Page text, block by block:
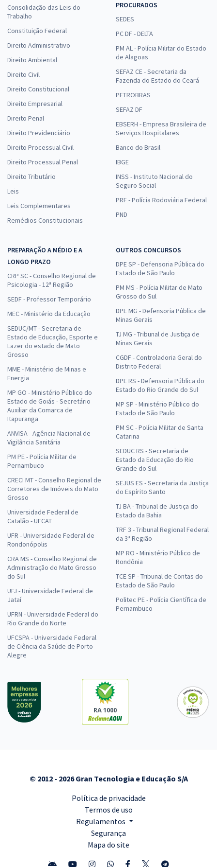
Consolidação das Leis do
Trabalho
Constituição Federal
Direito Administrativo
Direito Ambiental
Direito Civil
Direito Constitucional
Direito Empresarial
Direito Penal
Direito Previdenciário
Direito Processual Civil
Direito Processual Penal
Direito Tributário
Leis
Leis Complementares
Remédios Constitucionais
PROCURADOS
SEDES
PC DF - DELTA
PM AL - Polícia Militar do Estado
de Alagoas
SEFAZ CE - Secretaria da
Fazenda do Estado do Ceará
PETROBRAS
SEFAZ DF
EBSERH - Empresa Brasileira de
Serviços Hospitalares
Banco do Brasil
IBGE
INSS - Instituto Nacional do
Seguro Social
PRF - Polícia Rodoviária Federal
PND
PREPARAÇÃO A MÉDIO E A
LONGO PRAZO
CRP SC - Conselho Regional de
Psicologia - 12ª Região
SEDF - Professor Temporário
MEC - Ministério da Educação
SEDUC/MT - Secretaria de
Estado de Educação, Esporte e
Lazer do estado de Mato
Grosso
MME - Ministério de Minas e
Energia
MP GO - Ministério Público do
Estado de Goiás - Secretário
Auxiliar da Comarca de
Itapuranga
ANVISA - Agência Nacional de
Vigilância Sanitária
PM PE - Polícia Militar de
Pernambuco
CRECI MT - Conselho Regional de
Corretores de Imóveis do Mato
Grosso
Universidade Federal de
Catalão - UFCAT
UFR - Universidade Federal de
Rondonópolis
CRA MS - Conselho Regional de
Administração do Mato Grosso
do Sul
UFJ - Universidade Federal de
Jataí
UFRN - Universidade Federal do
Rio Grande do Norte
UFCSPA - Universidade Federal
de Ciência da Saúde de Porto
Alegre
OUTROS CONCURSOS
DPE SP - Defensoria Pública do
Estado de São Paulo
PM MS - Polícia Militar de Mato
Grosso do Sul
DPE MG - Defensoria Pública de
Minas Gerais
TJ MG - Tribunal de Justiça de
Minas Gerais
CGDF - Controladoria Geral do
Distrito Federal
DPE RS - Defensoria Pública do
Estado do Rio Grande do Sul
MP SP - Ministério Público do
Estado de São Paulo
PM SC - Polícia Militar de Santa
Catarina
SEDUC RS - Secretaria de
Estado da Educação do Rio
Grande do Sul
SEJUS ES - Secretaria da Justiça
do Espírito Santo
TJ BA - Tribunal de Justiça do
Estado da Bahia
TRF 3 - Tribunal Regional Federal
da 3ª Região
MP RO - Ministério Público de
Rondônia
TCE SP - Tribunal de Contas do
Estado de São Paulo
Politec PE - Polícia Científica de
Pernambuco
RA 1000
© 2012 - 2026 Gran Tecnologia e Educação S/A
Política de privacidade
Termos de uso
Regulamentos
Segurança
Mapa do site